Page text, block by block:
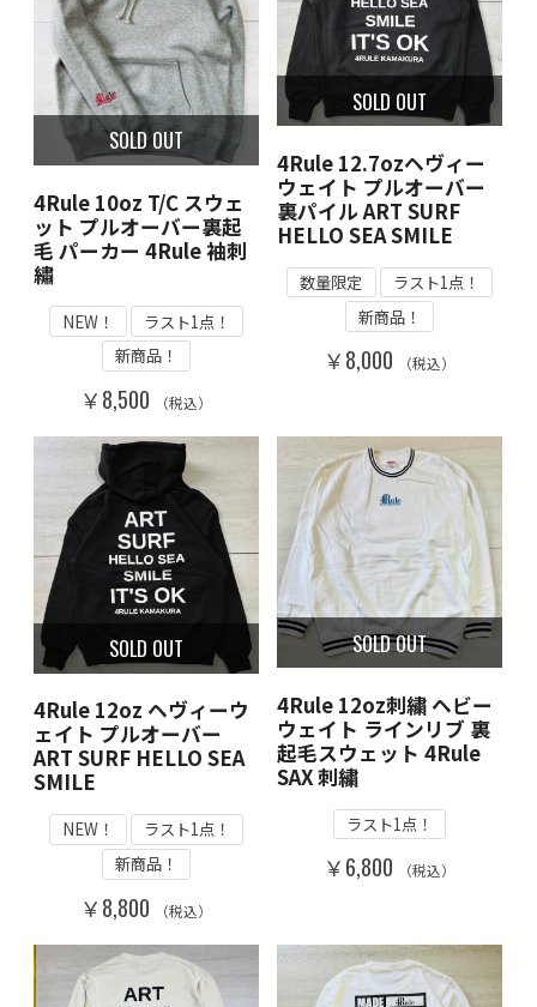
SOLD OUT
4Rule 10oz T/C スウェ
ット プルオーバー裏起
毛 パーカー 4Rule 袖刺
繡
NEW！
ラスト1点！
新商品！
￥8,500 （税込）
SOLD OUT
4Rule 12.7ozヘヴィー
ウェイト プルオーバー
裏パイル ART SURF
HELLO SEA SMILE
数量限定
ラスト1点！
新商品！
￥8,000 （税込）
SOLD OUT
4Rule 12oz ヘヴィーウ
ェイト プルオーバー
ART SURF HELLO SEA
SMILE
NEW！
ラスト1点！
新商品！
￥8,800 （税込）
SOLD OUT
4Rule 12oz刺繍 ヘビー
ウェイト ラインリブ 裏
起毛スウェット 4Rule
SAX 刺繍
ラスト1点！
￥6,800 （税込）